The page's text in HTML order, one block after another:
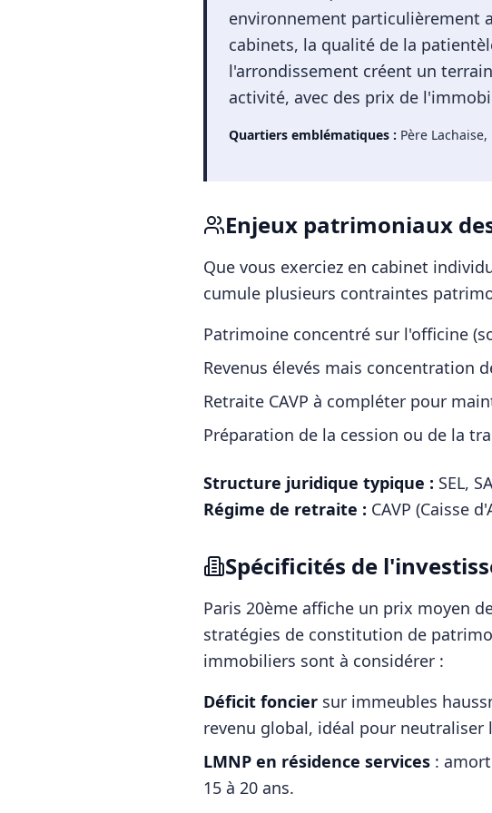
environnement particulièrement
cabinets, la qualité de la
l'arrondissement créent un
activité, avec des prix de
Quartiers emblématiques : Père
Enjeux patrimoniaux
Que vous exerciez en cabinet
cumule plusieurs contraintes
Patrimoine concentré sur l'officine
Revenus élevés mais concentration
Retraite CAVP à compléter pour
Préparation de la cession ou de la
Structure juridique typique : SEL,
Régime de retraite : CAVP (Caisse
Spécificités de
Paris 20ème affiche un prix moyen
stratégies de constitution de
immobiliers sont à considérer :
Déficit foncier sur immeubles
revenu global, idéal pour neutraliser
LMNP en résidence services :
15 à 20 ans.